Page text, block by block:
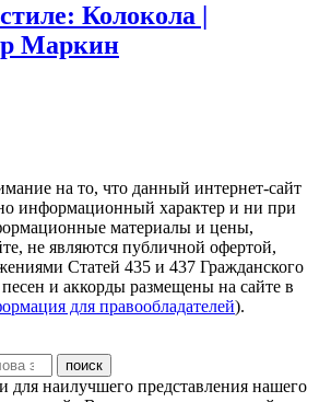
Колокола |
Маркин
на то, что данный интернет-сайт
информационный характер и ни при
материалы и цены,
не являются публичной офертой,
Статей 435 и 437 Гражданского
и аккорды размещены на сайте в
для правообладателей).
для наилучшего представления нашего